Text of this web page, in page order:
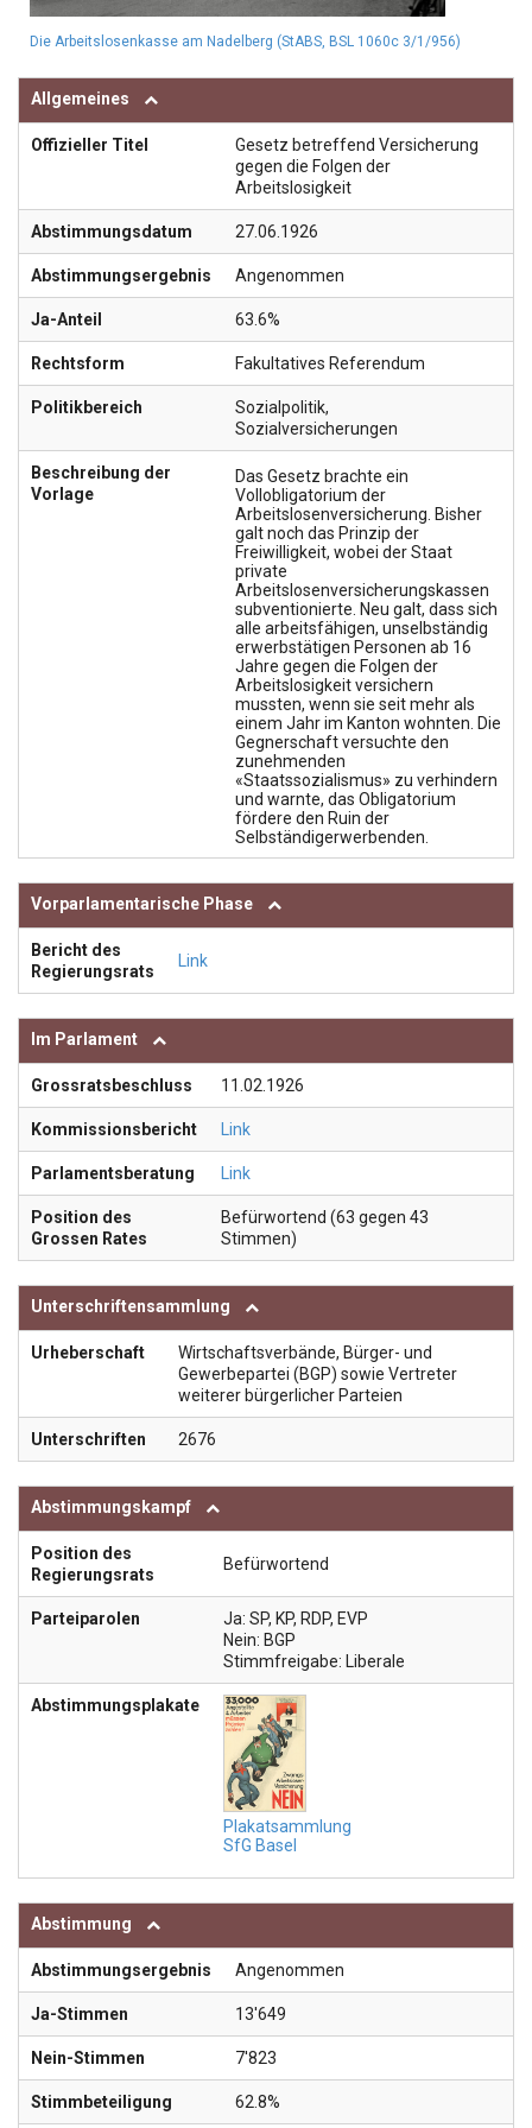
Die Arbeitslosenkasse am Nadelberg (StABS, BSL 1060c 3/1/956)
Allgemeines
Offizieller Titel
Gesetz betreffend Versicherung
gegen die Folgen der
Arbeitslosigkeit
Abstimmungsdatum 27.06.1926
Abstimmungsergebnis Angenommen
Ja-Anteil 63.6%
Rechtsform Fakultatives Referendum
Politikbereich Sozialpolitik,
Sozialversicherungen
Beschreibung der
Vorlage
Das Gesetz brachte ein
Vollobligatorium der
Arbeitslosenversicherung. Bisher
galt noch das Prinzip der
Freiwilligkeit, wobei der Staat
private
Arbeitslosenversicherungskassen
subventionierte. Neu galt, dass sich
alle arbeitsfähigen, unselbständig
erwerbstätigen Personen ab 16
Jahre gegen die Folgen der
Arbeitslosigkeit versichern
mussten, wenn sie seit mehr als
einem Jahr im Kanton wohnten. Die
Gegnerschaft versuchte den
zunehmenden
«Staatssozialismus» zu verhindern
und warnte, das Obligatorium
fördere den Ruin der
Selbständigerwerbenden.
Vorparlamentarische Phase
Bericht des
Regierungsrats
Link
Im Parlament
Grossratsbeschluss 11.02.1926
Kommissionsbericht Link
Parlamentsberatung Link
Position des
Grossen Rates
Befürwortend (63 gegen 43
Stimmen)
Unterschriftensammlung
Urheberschaft
Wirtschaftsverbände, Bürger- und
Gewerbepartei (BGP) sowie Vertreter
weiterer bürgerlicher Parteien
Unterschriften 2676
Abstimmungskampf
Position des
Regierungsrats
Befürwortend
Parteiparolen
Ja: SP, KP, RDP, EVP
Nein: BGP
Stimmfreigabe: Liberale
Abstimmungsplakate
Plakatsammlung
SfG Basel
Abstimmung
Abstimmungsergebnis Angenommen
Ja-Stimmen 13'649
Nein-Stimmen 7'823
Stimmbeteiligung 62.8%